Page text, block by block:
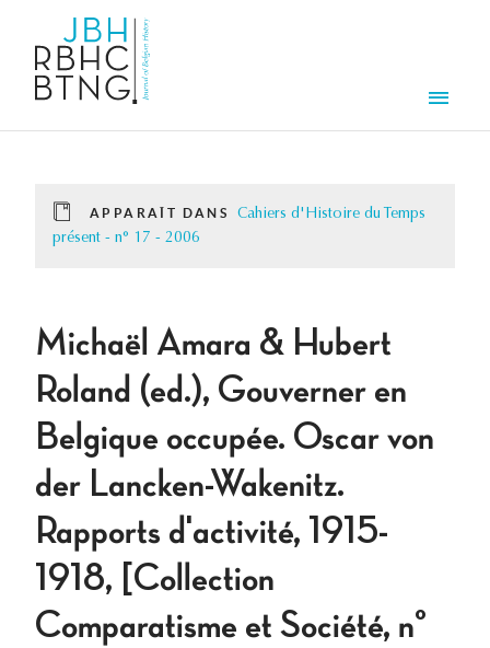
APPARAÎT DANS
Cahiers d'Histoire du Temps
présent - n° 17 - 2006
Michaël Amara & Hubert
Roland (ed.), Gouverner en
Belgique occupée. Oscar von
der Lancken-Wakenitz.
Rapports d'activité, 1915-
1918, [Collection
Comparatisme et Société, n°